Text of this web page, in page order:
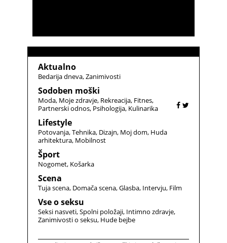
Aktualno
Bedarija dneva Zanimivosti
Sodoben moški
Moda Moje zdravje Rekreacija Fitnes
Partnerski odnos Psihologija Kulinarika
Lifestyle
Potovanja Tehnika Dizajn Moj dom Huda
arhitektura Mobilnost
Šport
Nogomet Košarka
Scena
Tuja scena Domača scena Glasba Intervju Film
Vse o seksu
Seksi nasveti Spolni položaji Intimno zdravje
Zanimivosti o seksu Hude bejbe